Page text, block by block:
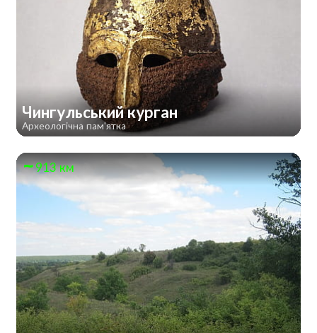
Чингульський курган
Археологічна пам'ятка
913 км